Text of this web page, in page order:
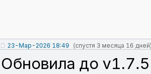
23-Мар-2026 18:49 (спустя 3 месяца 16
Обновила до